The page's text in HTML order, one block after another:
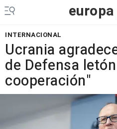
europa
INTERNACIONAL
Ucrania
de Defensa
cooperación"